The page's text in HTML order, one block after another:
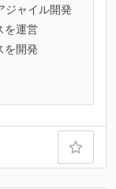
ジャイル開発
を運営
を開発